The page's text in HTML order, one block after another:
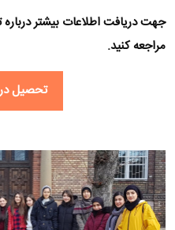
جهت دریافت اطلاعات بیشتر درباره
مراجعه کنید.
تحصیل